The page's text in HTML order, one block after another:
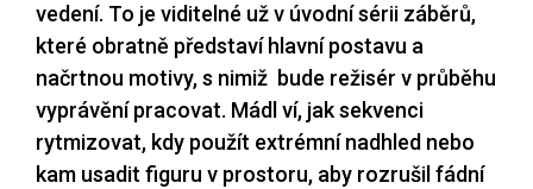
vedení. To je viditelné už v úvodní sérii záběrů,
které obratně představí hlavní postavu a
načrtnou motivy, s nimiž bude režisér v průběhu
vyprávění pracovat. Mádl ví, jak sekvenci
rytmizovat, kdy použít extrémní nadhled nebo
kam usadit figuru v prostoru, aby rozrušil fádní